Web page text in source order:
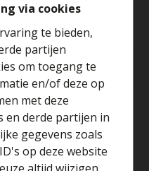
via cookies
te bieden,
partijen
om toegang te
en/of deze op
met deze
en derde partijen in
gegevens zoals
op deze website
GELEGEN IN EEN
de
je huis?